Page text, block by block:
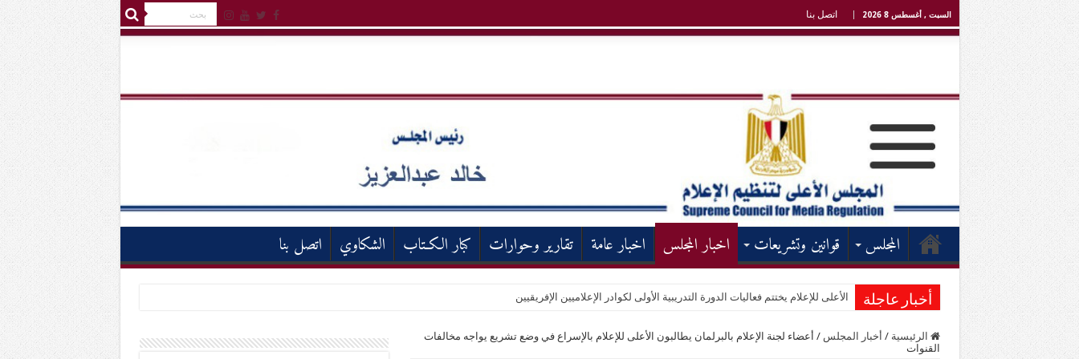
السبت , أغسطس 8 2026 اتصل بنا
المجلس قوانين وتشريعات اخبار المجلس اخبار عامة تقارير وحوارات كبار الكـتاب الشكاوي اتصل بنا
أخبار عاجلة الأعلى للإعلام يختتم فعاليات الدورة التدريبية الأولى لكوادر الإعلاميين الإفريقيين
الرئيسية / أخبار المجلس / أعضاء لجنة الإعلام بالبرلمان يطالبون الأعلى للإعلام بالإسراع في وضع تشريع يواجه مخالفات
القنوات